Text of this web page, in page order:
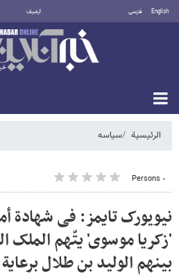
English فارسی أرشيف
الرئيسية سیاسه
٠ Persons
نیویورک تایمز: فی شهادة
'زکریا موسوی' یتّهم الملک
بینهم الولید بن طلال